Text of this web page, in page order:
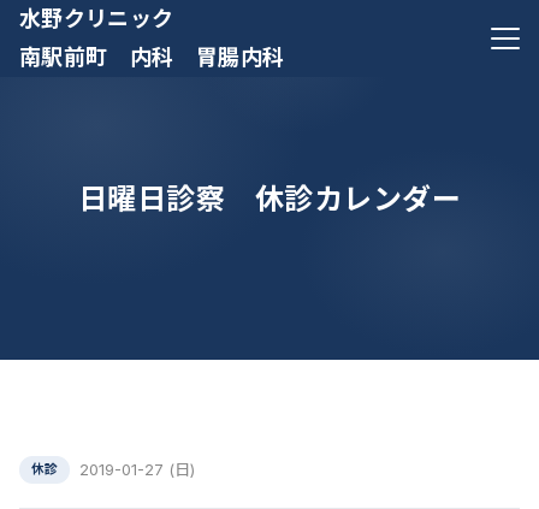
水野クリニック
南駅前町 内科 胃腸内科
メニ
日曜日診察 休診カレンダー
休診 2019-01-27 (日)